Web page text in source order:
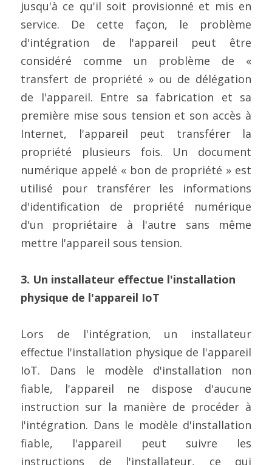
jusqu'à ce qu'il soit provisionné et mis en
service. De cette façon, le problème
d'intégration de l'appareil peut être
considéré comme un problème de «
transfert de propriété » ou de délégation
de l'appareil. Entre sa fabrication et sa
première mise sous tension et son accès à
Internet, l'appareil peut transférer la
propriété plusieurs fois. Un document
numérique appelé « bon de propriété » est
utilisé pour transférer les informations
d'identification de propriété numérique
d'un propriétaire à l'autre sans même
mettre l'appareil sous tension.
3. Un installateur effectue l'installation
physique de l'appareil IoT
Lors de l'intégration, un installateur
effectue l'installation physique de l'appareil
IoT. Dans le modèle d'installation non
fiable, l'appareil ne dispose d'aucune
instruction sur la manière de procéder à
l'intégration. Dans le modèle d'installation
fiable, l'appareil peut suivre les
instructions de l'installateur, ce qui